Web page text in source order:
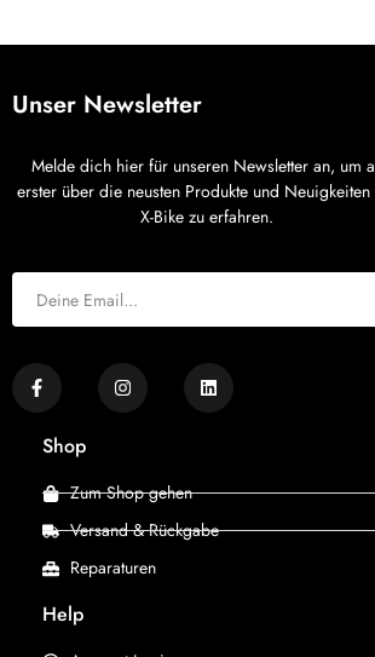
Unser Newsletter
Melde dich hier für unseren Newsletter an, um
erster über die neusten Produkte und Neuigkeiten
X-Bike zu erfahren.
Shop
Zum Shop gehen
Versand & Rückgabe
Reparaturen
Help